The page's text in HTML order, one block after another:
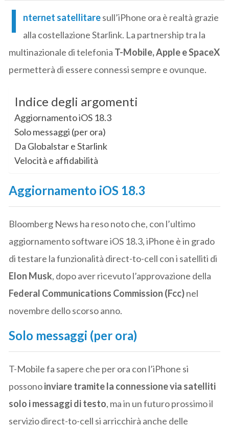
I nternet satellitaresull’iPhone ora è realtà grazie
alla costellazione Starlink. La partnership tra la
multinazionale di telefonia T-Mobile, Apple e SpaceX
permetterà di essere connessi sempre e ovunque.
Indice degli argomenti
Aggiornamento iOS 18.3
Solo messaggi (per ora)
Da Globalstar e Starlink
Velocità e affidabilità
Aggiornamento iOS 18.3
Bloomberg News ha reso noto che, con l’ultimo
aggiornamento software iOS 18.3, iPhone è in grado
di testare la funzionalità direct-to-cell con i satelliti di
Elon Musk, dopo aver ricevuto l’approvazione della
Federal Communications Commission (Fcc)nel
novembre dello scorso anno.
Solo messaggi (per ora)
T-Mobile fa sapere che per ora con l’iPhone si
possonoinviare tramite la connessione via satelliti
solo i messaggi di testo, ma in un futuro prossimo il
servizio direct-to-cell si arricchirà anche delle